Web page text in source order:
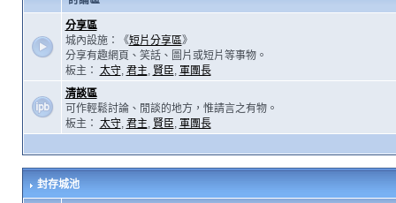
分享區
城內設施：《短片分享區》
分享有趣網頁、笑話、圖片或短片等事物。
板主： 太守, 君主, 賢臣, 軍團長
清談區
可作輕鬆討論、閒談的地方，惟請言之有物。
板主： 太守, 君主, 賢臣, 軍團長
封存城池